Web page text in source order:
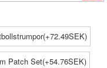
Patch Set(+54.76SEK)